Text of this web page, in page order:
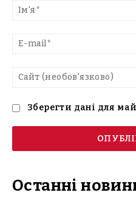
текст
Зберегти дані для
Останні